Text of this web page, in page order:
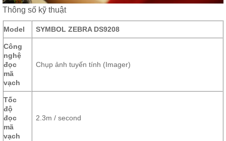
Thông số kỹ thuật
Model SYMBOL ZEBRA DS9208
Công
nghệ
đọc
mã
vạch
Chụp ảnh tuyến tính (Imager)
Tốc
độ
đọc
mã
vạch
2.3m / second